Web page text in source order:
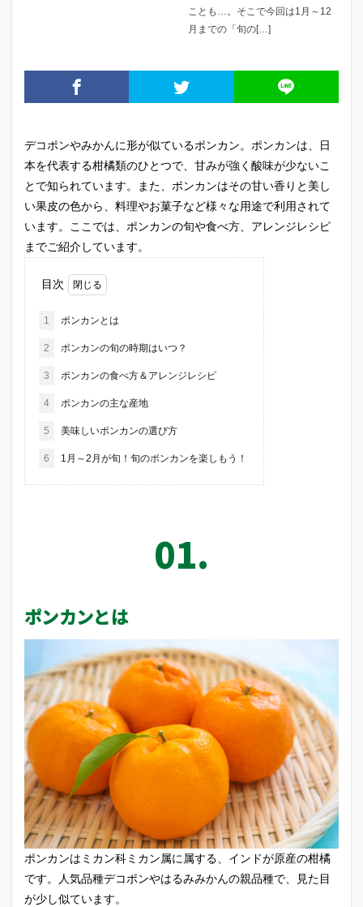
ことも…。そこで今回は1月～12
月までの「旬の[…]
デコポンやみかんに形が似ているポンカン。ポンカンは、日
本を代表する柑橘類のひとつで、甘みが強く酸味が少ないこ
とで知られています。また、ポンカンはその甘い香りと美し
い果皮の色から、料理やお菓子など様々な用途で利用されて
います。ここでは、ポンカンの旬や食べ方、アレンジレシピ
までご紹介しています。
目次
1 ポンカンとは
2 ポンカンの旬の時期はいつ？
3 ポンカンの食べ方＆アレンジレシピ
4 ポンカンの主な産地
5 美味しいポンカンの選び方
6 1月～2月が旬！旬のポンカンを楽しもう！
ポンカンとは
ポンカンはミカン科ミカン属に属する、インドが原産の柑橘
です。人気品種デコポンやはるみみかんの親品種で、見た目
が少し似ています。